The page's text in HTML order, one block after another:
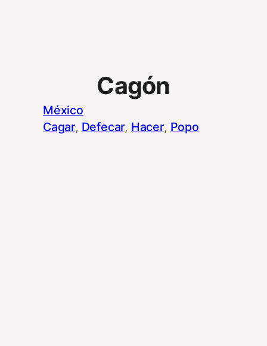
Cagón
México
Cagar, Defecar, Hacer, Popo